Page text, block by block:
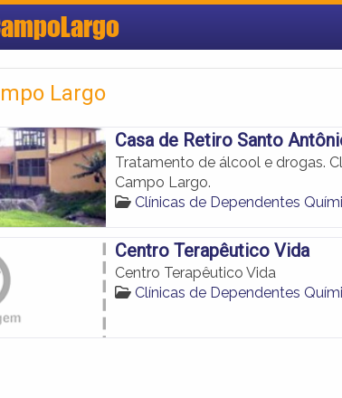
Largo
Casa de Retiro Santo
Tratamento de álcool e drogas.
Campo Largo.
Clínicas de Dependentes
Centro Terapêutico Vida
Centro Terapêutico Vida
Clínicas de Dependentes